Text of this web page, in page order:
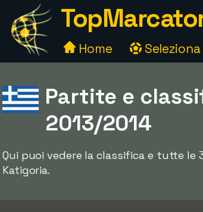
Home
Partite e
2013/2014
Qui puoi vedere la classifica e tutte le
Katigoria.